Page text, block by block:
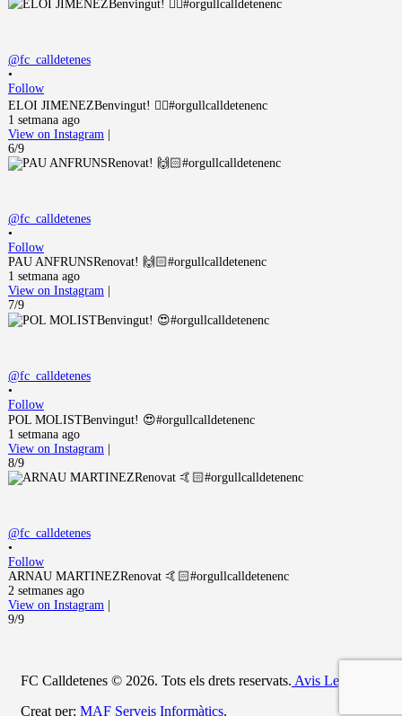
@fc_calldetenes
•
Follow
ELOI JIMENEZBenvingut! ✌🏻#orgullcalldetenenc
1 setmana ago
View on Instagram |
6/9
@fc_calldetenes
•
Follow
PAU ANFRUNSRenovat! 🙌🏻#orgullcalldetenenc
1 setmana ago
View on Instagram |
7/9
@fc_calldetenes
•
Follow
POL MOLISTBenvingut! 😍#orgullcalldetenenc
1 setmana ago
View on Instagram |
8/9
@fc_calldetenes
•
Follow
ARNAU MARTINEZRenovat 🤙🏻#orgullcalldetenenc
2 setmanes ago
View on Instagram |
9/9
FC Calldetenes © 2026. Tots els drets reservats. Avis Legal
Creat per: MAF Serveis Informàtics.